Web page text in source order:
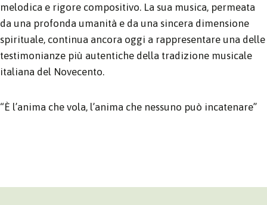
melodica e rigore compositivo. La sua musica, permeata
da una profonda umanità e da una sincera dimensione
spirituale, continua ancora oggi a rappresentare una delle
testimonianze più autentiche della tradizione musicale
italiana del Novecento.
“È l’anima che vola, l’anima che nessuno può incatenare”